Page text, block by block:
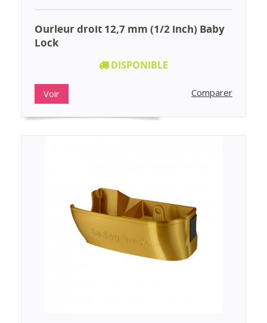
Ourleur droit 12,7 mm (1/2 inch) Baby
Lock
DISPONIBLE
Voir Comparer